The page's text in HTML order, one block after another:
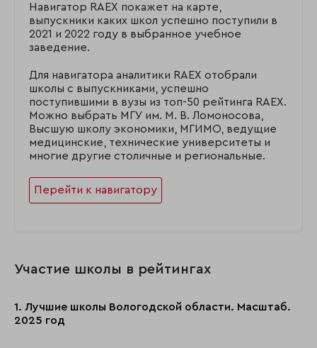
Навигатор RAEX покажет на карте,
выпускники каких школ успешно поступили в
2021 и 2022 году в выбранное учебное
заведение.
Для навигатора аналитики RAEX отобрали
школы с выпускниками, успешно
поступившими в вузы из топ-50 рейтинга RAEX.
Можно выбрать МГУ им. М. В. Ломоносова,
Высшую школу экономики, МГИМО, ведущие
медицинские, технические университеты и
многие другие столичные и региональные.
Перейти к навигатору
Участие школы в рейтингах
1. Лучшие школы Вологодской области. Масштаб.
2025 год